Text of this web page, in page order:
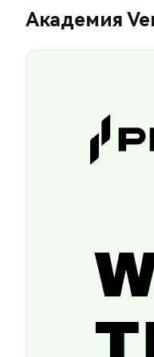
Академия